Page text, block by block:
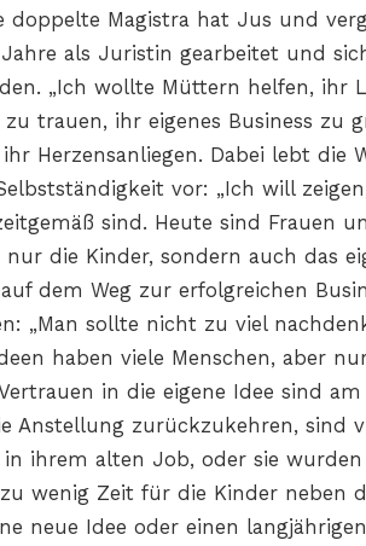
doppelte Magistra hat Jus und
als Juristin gearbeitet und
„Ich wollte Müttern helfen, ihr
trauen, ihr eigenes Business zu
Herzensanliegen. Dabei lebt die
vor: „Ich will
sind. Heute sind Frauen
die Kinder, sondern auch das
dem Weg zur erfolgreichen
„Man sollte nicht zu viel
haben viele Menschen, aber
in die eigene Idee sind am
Anstellung zurückzukehren, sind
ihrem alten Job, oder sie wurden
wenig Zeit für die Kinder neben
neue Idee oder einen